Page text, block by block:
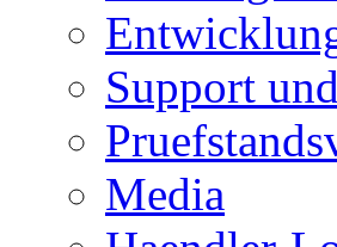
Support
Media